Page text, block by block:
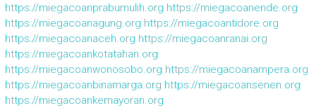
https://miegacoanprabumulih.org https://miegacoanende.org
https://miegacoanagung.org https://miegacoantidore.org
https://miegacoanaceh.org https://miegacoanranai.org
https://miegacoankotatahan.org
https://miegacoanwonosobo.org https://miegacoanampera.org
https://miegacoanbinamarga.org https://miegacoansenen.org
https://miegacoankemayoran.org